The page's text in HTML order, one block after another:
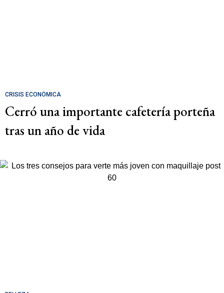
CRISIS ECONÓMICA
Cerró una importante cafetería porteña
tras un año de vida